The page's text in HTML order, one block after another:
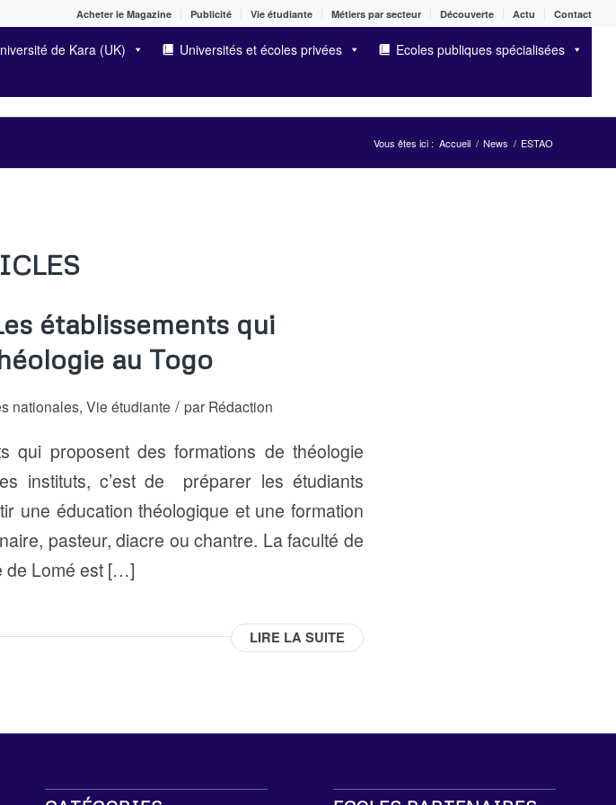
Acheter le Magazine Publicité Vie étudiante Métiers par secteur Découverte Actu Contact
de Kara (UK) Universités et écoles privées Ecoles publiques spécialisées
Vous êtes ici : Accueil / News / ESTAO
établissements qui
au Togo
nationales, Vie étudiante / par Rédaction
qui proposent des formations de théologie
instituts, c’est de préparer les étudiants
une éducation théologique et une formation
pasteur, diacre ou chantre. La faculté de
de Lomé est […]
LIRE LA SUITE